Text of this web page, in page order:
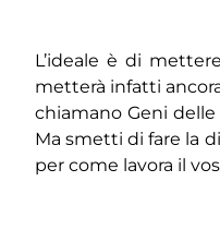
L’ideale è di
metterà infatti
chiamano Geni
Ma smetti di fare la
per come lavora il